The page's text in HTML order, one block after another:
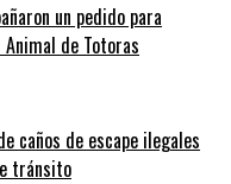
un pedido para
de Totoras
caños de escape ilegales
tránsito